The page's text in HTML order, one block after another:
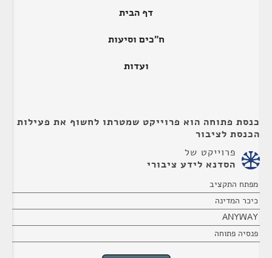
דף הבית
ח"כים וסיעות
ועדות
כנסת פתוחה הוא פרוייקט שמטרתו לחשוף את פעילות
הכנסת לציבור
פרוייקט של
הסדנא לידע ציבורי
מפתח התקציב
כיכר המדינה
ANYWAY
פנסיה פתוחה